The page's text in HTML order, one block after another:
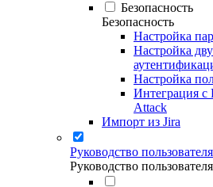
Безопасность
Безопасность
Настройка
Настройка
Настройка
Интеграция с
Attack
Импорт из Jira
Руководство пользователя
Руководство пользователя